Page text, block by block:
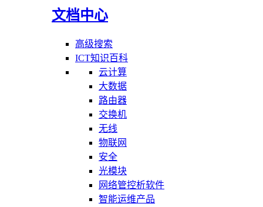
文档中心
高级搜索
ICT知识百科
云计算
大数据
路由器
交换机
无线
物联网
安全
光模块
网络管控析软件
智能运维产品